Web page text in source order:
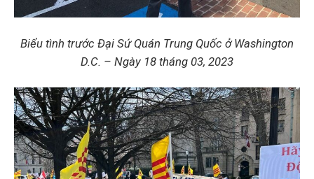
Biểu tình trước Đại Sứ Quán Trung Quốc ở Washington
D.C. – Ngày 18 tháng 03, 2023